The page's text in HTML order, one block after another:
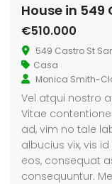
House in 549
€510.000
549 Castro St
Casa
Monica Smith-
Vel atqui nostro
Vitae
ad, vim no tale
albucius vix, vis
eos, consequat
consequuntur.